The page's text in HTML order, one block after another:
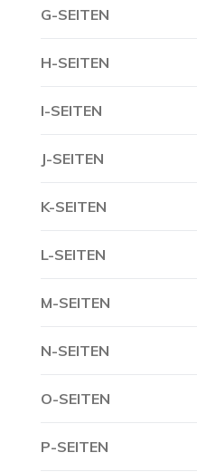
G-SEITEN
H-SEITEN
I-SEITEN
J-SEITEN
K-SEITEN
L-SEITEN
M-SEITEN
N-SEITEN
O-SEITEN
P-SEITEN